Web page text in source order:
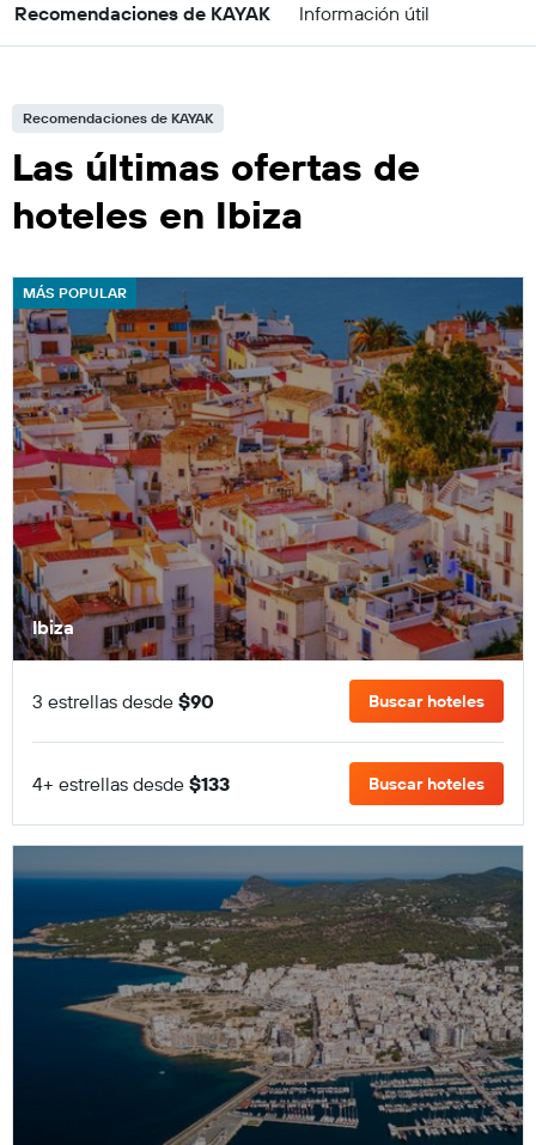
Recomendaciones de KAYAK Información útil
Recomendaciones de KAYAK
Las últimas ofertas de
hoteles en Ibiza
MÁS POPULAR
Ibiza
3 estrellas desde $90 Buscar hoteles
4+ estrellas desde $133 Buscar hoteles